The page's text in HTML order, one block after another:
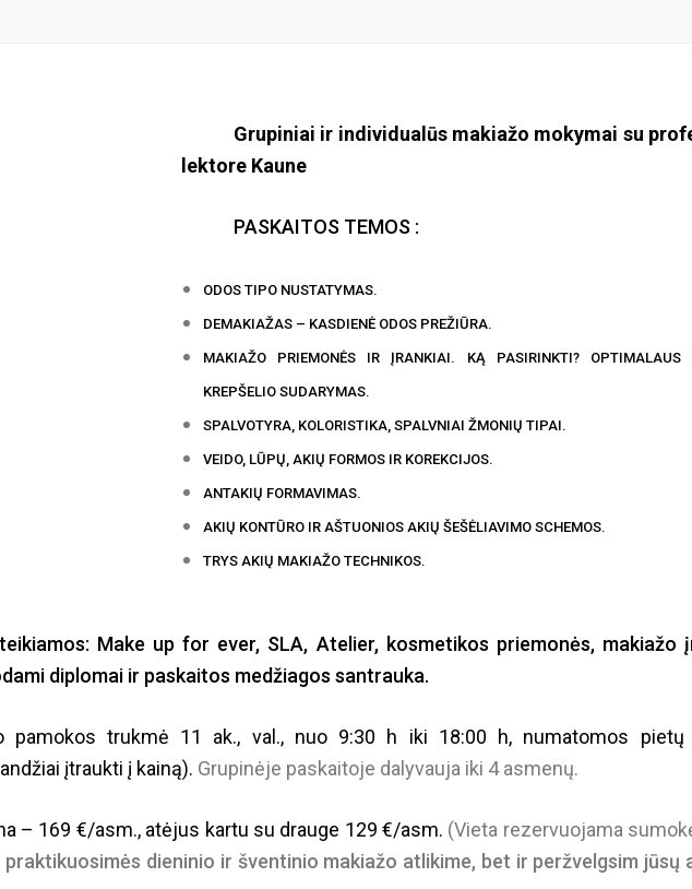
Grupiniai ir individualūs makiažo mokymai su
lektore Kaune
PASKAITOS TEMOS :
ODOS TIPO NUSTATYMAS.
DEMAKIAŽAS – KASDIENĖ ODOS PREŽIŪRA.
MAKIAŽO PRIEMONĖS IR ĮRANKIAI. KĄ PASIRINKTI? OPTIMALAUS
KREPŠELIO SUDARYMAS.
SPALVOTYRA, KOLORISTIKA, SPALVNIAI ŽMONIŲ TIPAI.
VEIDO, LŪPŲ, AKIŲ FORMOS IR KOREKCIJOS.
ANTAKIŲ FORMAVIMAS.
AKIŲ KONTŪRO IR AŠTUONIOS AKIŲ ŠEŠĖLIAVIMO SCHEMOS.
TRYS AKIŲ MAKIAŽO TECHNIKOS.
Make up for ever, SLA, Atelier,kosmetikos priemonės, makiažo
diplomai ir paskaitos medžiagos santrauka.
trukmė 11 ak., val., nuo 9:30 h iki 18:00 h, numatomos pietų
įtraukti į kainą). Grupinėje paskaitoje dalyvauja iki 4 asmenų.
– 169 €/asm., atėjus kartu su drauge 129 €/asm. (Vieta rezervuojama
dieninio ir šventinio makiažo atlikime, bet ir peržvelgsim jūsų